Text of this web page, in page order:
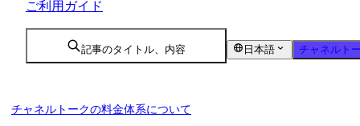
ご利用ガイド
記事のタイトル、内容 日本語 チャネルト
チャネルトークの料金体系について